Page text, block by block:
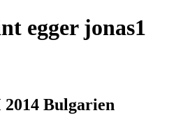
egger jonas1
Bulgarien